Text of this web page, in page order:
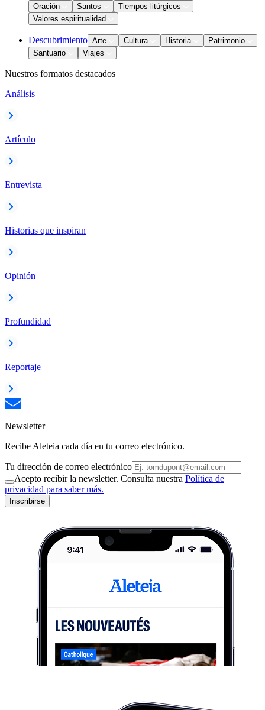
Oración
Santos
Tiempos litúrgicos
Valores espiritualidad
Descubrimiento Arte Cultura Historia
Patrimonio
Santuario
Viajes
Nuestros formatos destacados
Análisis
Artículo
Entrevista
Historias que inspiran
Opinión
Profundidad
Reportaje
Newsletter
Recibe Aleteia cada día en tu correo electrónico.
Tu dirección de correo electrónico
Acepto recibir la newsletter. Consulta nuestra Política de
privacidad para saber más.
Inscribirse